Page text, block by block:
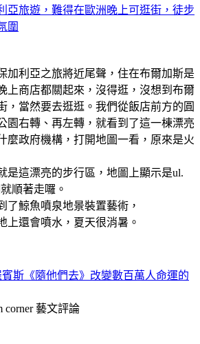
亞旅遊，難得在歐洲晚上可逛街，徒步
圍
加利亞之旅將近尾聲，住在布爾加斯是
上商店都關起來，沒得逛，沒想到布爾
，當然要去逛逛。我們從飯店前方的圓
園右轉、再左轉，就看到了這一棟漂亮
麼政府機構，打開地圖一看，原來是火
是這漂亮的步行區，地圖上顯示是ul.
順著走囉。
了鯨魚噴泉地景裝置藝術，
上還會噴水，夏天很消暑。
斯《隨他們去》改變數百萬人命運的
corner藝文評論